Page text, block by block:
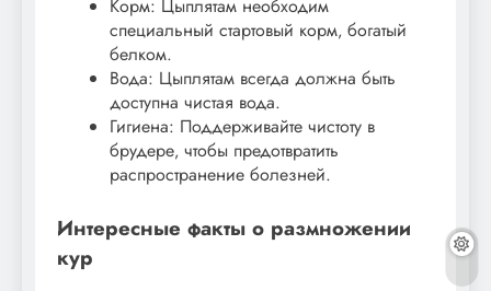
Корм: Цыплятам необходим
специальный стартовый корм‚ богатый
белком.
Вода: Цыплятам всегда должна быть
доступна чистая вода.
Гигиена: Поддерживайте чистоту в
брудере‚ чтобы предотвратить
распространение болезней.
Интересные факты о размножении
кур